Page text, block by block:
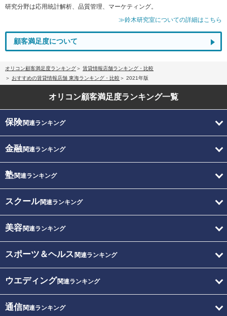
研究分野は応用統計解析、品質管理、マーケティング。
≫鈴木研究室についての詳細はこちら
顧客満足度について
オリコン顧客満足度ランキング
賃貸情報店舗ランキング・比較
おすすめの賃貸情報店舗 東海ランキング・比較
2021年版
オリコン顧客満足度ランキング一覧
保険関連ランキング
金融関連ランキング
塾関連ランキング
スクール関連ランキング
美容関連ランキング
スポーツ＆ヘルス 関連ランキング
ウエディング関連ランキング
通信関連ランキング